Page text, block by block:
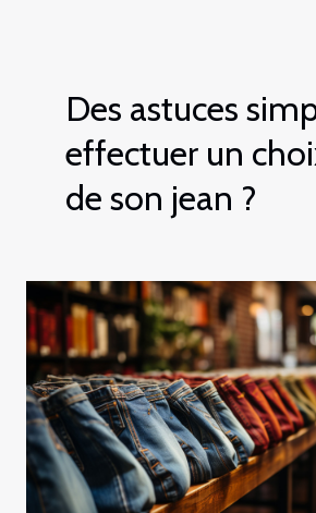
Des astuces
effectuer un
de son jean ?